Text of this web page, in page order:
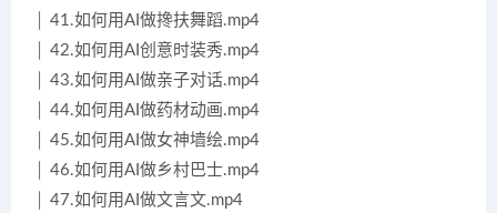
│ 41.如何用AI做搀扶舞蹈.mp4
│ 42.如何用AI创意时装秀.mp4
│ 43.如何用AI做亲子对话.mp4
│ 44.如何用AI做药材动画.mp4
│ 45.如何用AI做女神墙绘.mp4
│ 46.如何用AI做乡村巴士.mp4
│ 47.如何用AI做文言文.mp4